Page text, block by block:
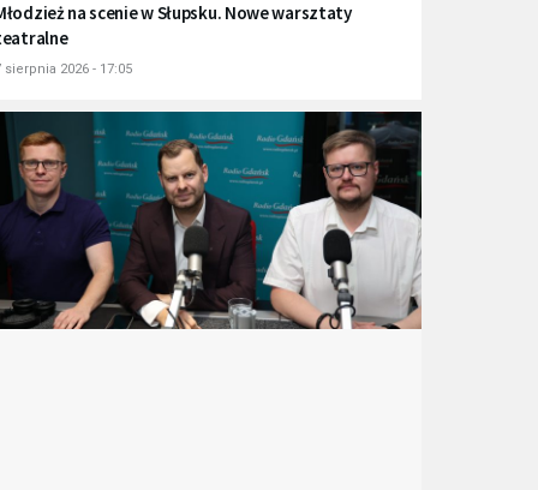
na scenie w Słupsku. Nowe warsztaty
sierpnia 2026 - 17:05